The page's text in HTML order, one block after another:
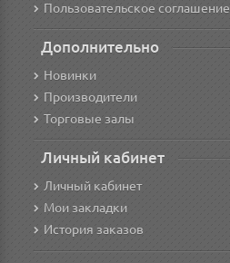
Пользовательское соглашение
Дополнительно
Новинки
Производители
Торговые залы
Личный кабинет
Личный кабинет
Мои закладки
История заказов